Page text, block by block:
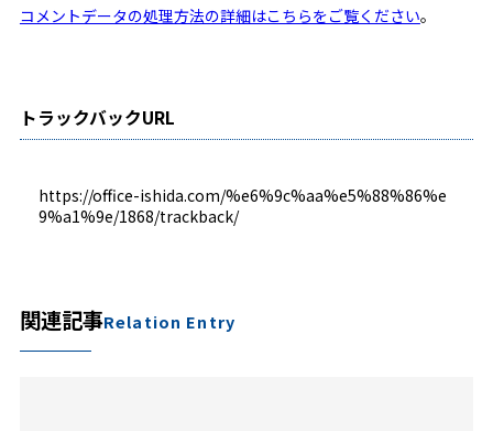
コメントデータの処理方法の詳細はこちらをご覧ください。
トラックバックURL
https://office-ishida.com/%e6%9c%aa%e5%88%86%e
9%a1%9e/1868/trackback/
関連記事Relation Entry